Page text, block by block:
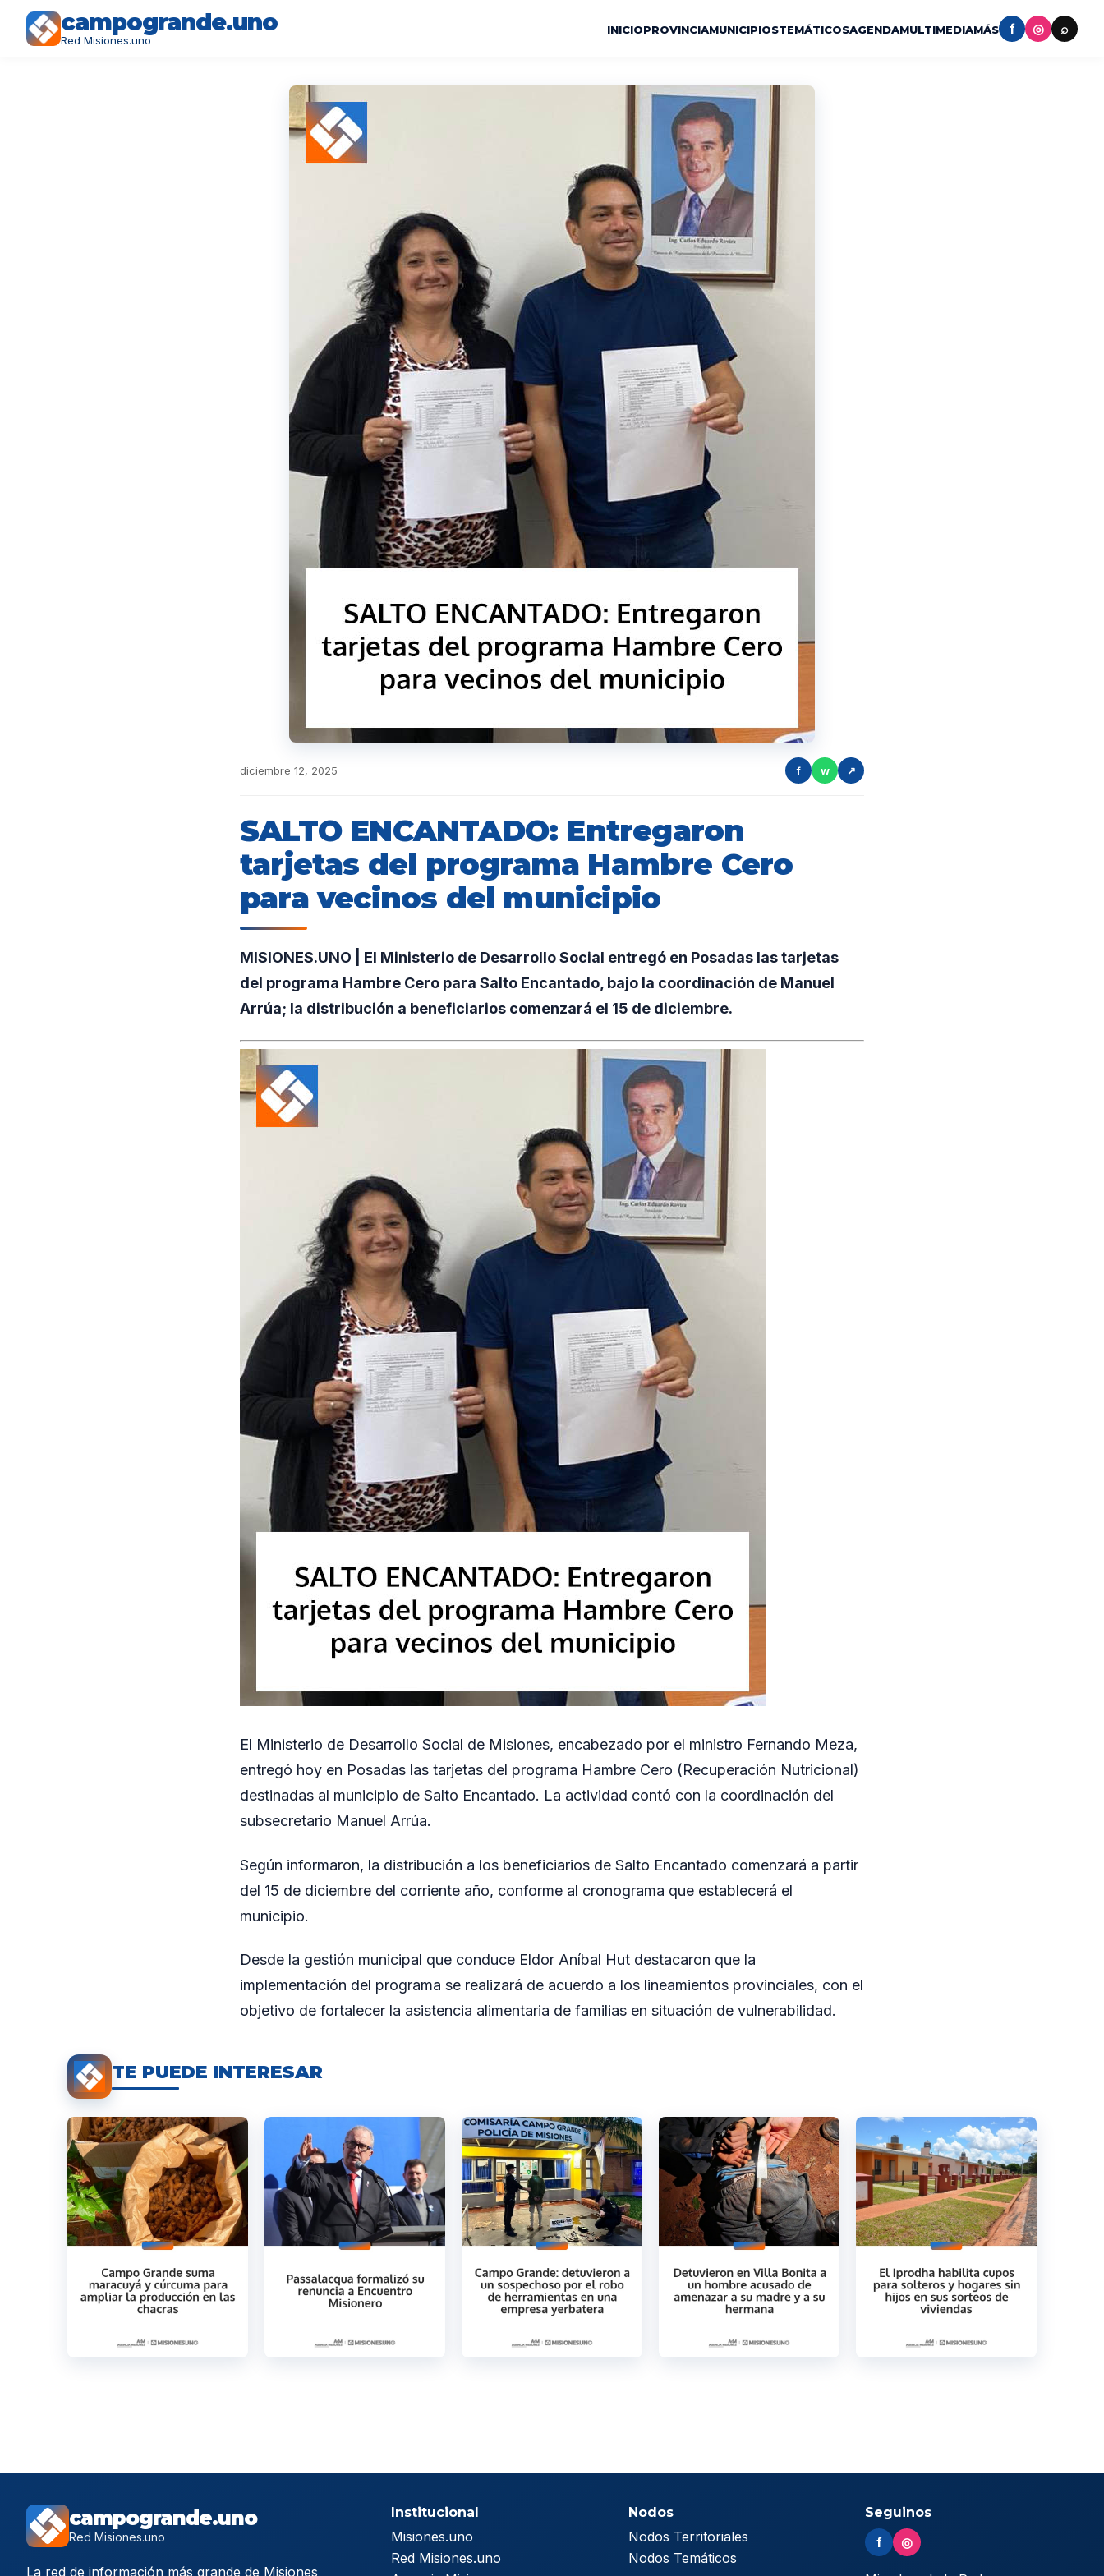
campogrande.uno
Red Misiones.uno
INICIOPROVINCIAMUNICIPIOSTEMÁTICOSAGENDAMULTIMEDIAMÁS f ◎ ⌕
diciembre 12, 2025 f w ↗
SALTO ENCANTADO: Entregaron
tarjetas del programa Hambre Cero
para vecinos del municipio
MISIONES.UNO | El Ministerio de Desarrollo Social entregó en Posadas las tarjetas
del programa Hambre Cero para Salto Encantado, bajo la coordinación de Manuel
Arrúa; la distribución a beneficiarios comenzará el 15 de diciembre.
El Ministerio de Desarrollo Social de Misiones, encabezado por el ministro Fernando Meza,
entregó hoy en Posadas las tarjetas del programa Hambre Cero (Recuperación Nutricional)
destinadas al municipio de Salto Encantado. La actividad contó con la coordinación del
subsecretario Manuel Arrúa.
Según informaron, la distribución a los beneficiarios de Salto Encantado comenzará a partir
del 15 de diciembre del corriente año, conforme al cronograma que establecerá el
municipio.
Desde la gestión municipal que conduce Eldor Aníbal Hut destacaron que la
implementación del programa se realizará de acuerdo a los lineamientos provinciales, con el
objetivo de fortalecer la asistencia alimentaria de familias en situación de vulnerabilidad.
TE PUEDE INTERESAR
campogrande.uno
Red Misiones.uno
La red de información más grande de Misiones
Institucional
Misiones.uno
Red Misiones.uno
Nodos
Nodos Territoriales
Nodos Temáticos
Seguinos
f ◎